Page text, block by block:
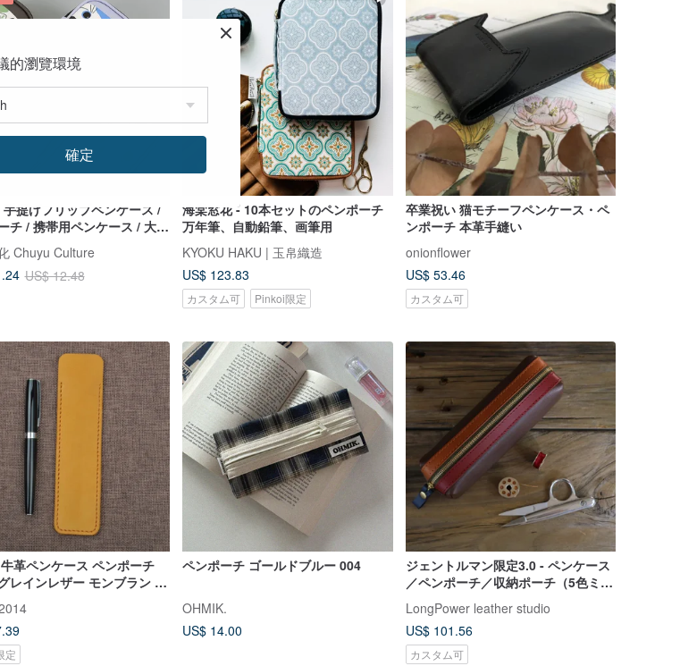
提げフリップペンケース /
チ / 携帯用ペンケース / 大開
ース / ジッパーポーチ - スウ
ャット
Chuyu Culture
US$ 12.48
海棠窓花 - 10本セットのペンポーチ
万年筆、自動鉛筆、画筆用
KYOKU HAKU | 玉帛織造
US$ 123.83
カスタム可 Pinkoi限定
卒業祝い 猫モチーフペンケース・ペ
ンポーチ 本革手縫い
onionflower
US$ 53.46
カスタム可
革ペンケース ペンポーチ
レインレザー モンブラン ウ
マン ラミー パーカー ヒー
キ 万年筆用 一本差し 贈り
定
ペンポーチ ゴールドブルー 004
OHMIK.
US$ 14.00
ジェントルマン限定3.0 - ペンケース
／ペンポーチ／収納ポーチ（5色ミッ
クス）
LongPower leather studio
US$ 101.56
カスタム可
的瀏覽環境
確定